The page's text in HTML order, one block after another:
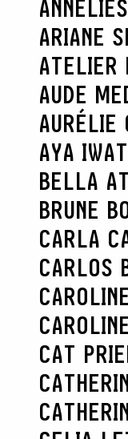
ARIANE
ATELIER
AUDE
AURÉLIE
AYA
BELLA
BRUNE
CARLA
CARLOS
CAT